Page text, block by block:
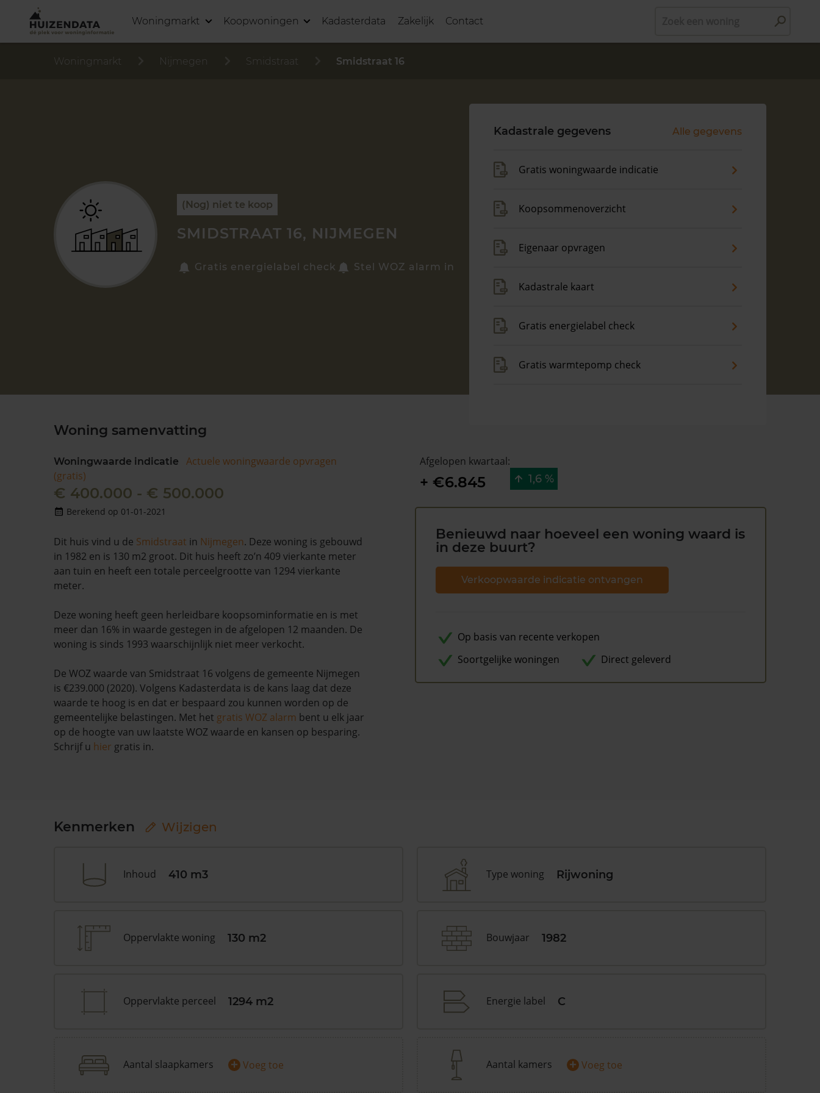
Woningmarkt Koopwoningen Kadasterdata Zakelijk Contact
Woningmarkt Nijmegen Smidstraat Smidstraat 16
(Nog) niet te koop
SMIDSTRAAT 16, NIJMEGEN
Gratis energielabel check Stel WOZ alarm in
Kadastrale gegevens Alle gegevens
Gratis woningwaarde indicatie
Koopsommenoverzicht
Eigenaar opvragen
Kadastrale kaart
Gratis energielabel check
Gratis warmtepomp check
Woning samenvatting
Woningwaarde indicatie
Actuele woningwaarde opvragen
(gratis)
€ 400.000 - € 500.000
Berekend op 01-01-2021
Dit huis vind u de Smidstraat in Nijmegen. Deze woning is gebouwd
in 1982 en is 130 m2 groot. Dit huis heeft zo’n 409 vierkante meter
aan tuin en heeft een totale perceelgrootte van 1294 vierkante
meter.
Deze woning heeft geen herleidbare koopsominformatie en is met
meer dan 16% in waarde gestegen in de afgelopen 12 maanden. De
woning is sinds 1993 waarschijnlijk niet meer verkocht.
De WOZ waarde van Smidstraat 16 volgens de gemeente Nijmegen
is €239.000 (2020). Volgens Kadasterdata is de kans laag dat deze
waarde te hoog is en dat er bespaard zou kunnen worden op de
gemeentelijke belastingen. Met het gratis WOZ alarm bent u elk jaar
op de hoogte van uw laatste WOZ waarde en kansen op besparing.
Schrijf u hier gratis in.
Afgelopen kwartaal:
+ €6.845 1,6 %
Benieuwd naar hoeveel een woning waard is
in deze buurt?
Verkoopwaarde indicatie ontvangen
Op basis van recente verkopen
Soortgelijke woningen
Direct geleverd
Kenmerken Wijzigen
Inhoud 410 m3 Type woning Rijwoning
Oppervlakte woning 130 m2 Bouwjaar 1982
Oppervlakte perceel 1294 m2 Energie label C
Aantal slaapkamers + Voeg toe Aantal kamers + Voeg toe